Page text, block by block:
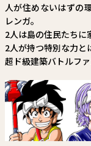
人が住めないはずの
レンガ。
2人は島の住民たちに
2人が持つ特別な力と
超ド級建築バトルフ